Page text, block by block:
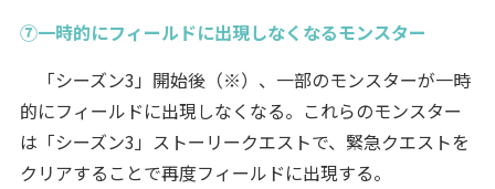
⑦一時的にフィールドに出現しなくなるモンスター
「シーズン3」開始後（※）、一部のモンスターが一時
的にフィールドに出現しなくなる。これらのモンスター
は「シーズン3」ストーリークエストで、緊急クエストを
クリアすることで再度フィールドに出現する。